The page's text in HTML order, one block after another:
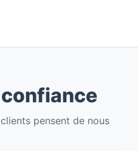
confiance
pensent de nous